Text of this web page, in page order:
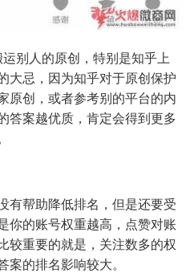
别人的原创，特别是知乎上
大忌，因为知乎对于原创保护
原创，或者参考别的平台的内
答案越优质，肯定会得到更多
帮助降低排名，但是还要受
你的账号权重越高，点赞对账
较重要的就是，关注数多的权
案的排名影响较大。